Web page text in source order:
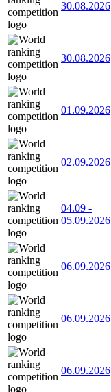
30.08.2026
30.08.2026
01.09.2026
02.09.2026
04.09 -
05.09.2026
06.09.2026
06.09.2026
06.09.2026